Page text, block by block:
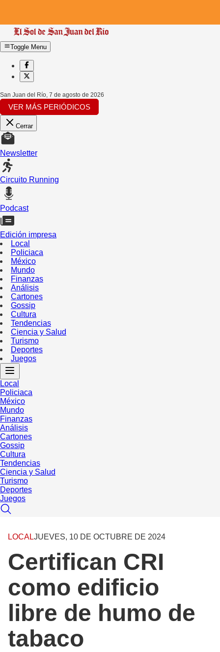
Toggle Menu
San Juan del Río, 7 de agosto de 2026
VER MÁS PERIÓDICOS
Cerrar
Newsletter
Circuito Running
Podcast
Edición impresa
Local
Policiaca
México
Mundo
Finanzas
Análisis
Cartones
Gossip
Cultura
Tendencias
Ciencia y Salud
Turismo
Deportes
Juegos
Local
Policiaca
México
Mundo
Finanzas
Análisis
Cartones
Gossip
Cultura
Tendencias
Ciencia y Salud
Turismo
Deportes
Juegos
LOCALJUEVES, 10 DE OCTUBRE DE 2024
Certifican CRI
como edificio
libre de humo de
tabaco